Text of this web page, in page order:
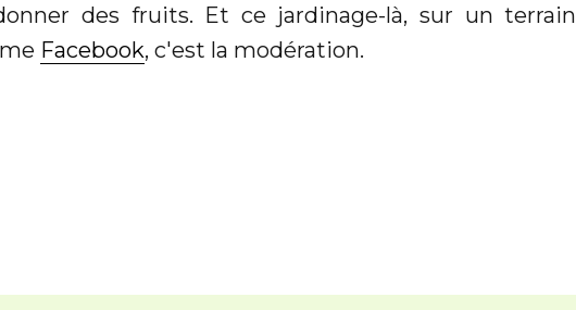
des fruits. Et ce jardinage-là, sur un terrain
Facebook, c'est la modération.